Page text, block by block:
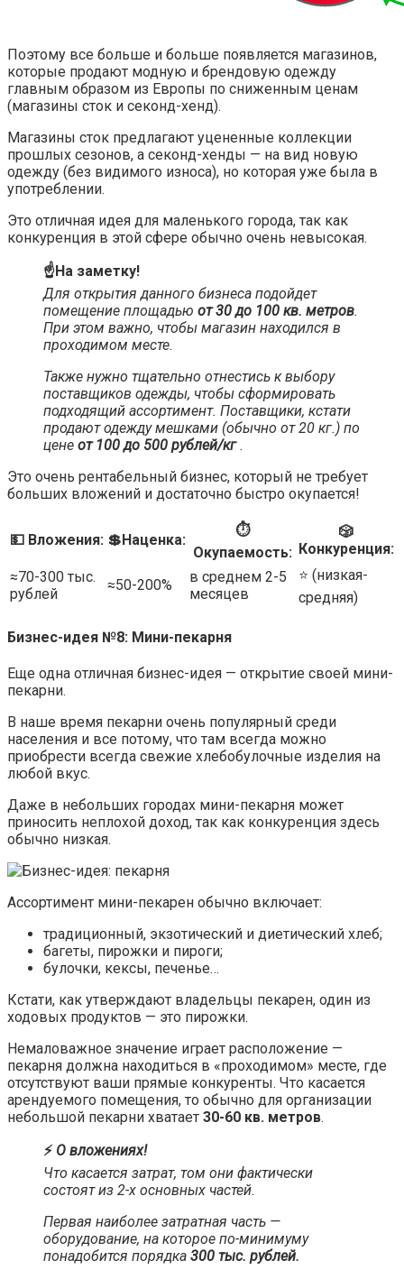
Поэтому все больше и больше появляется магазинов,
которые продают модную и брендовую одежду
главным образом из Европы по сниженным ценам
(магазины сток и секонд-хенд).
Магазины сток предлагают уцененные коллекции
прошлых сезонов, а секонд-хенды — на вид новую
одежду (без видимого износа), но которая уже была в
употреблении.
Это отличная идея для маленького города, так как
конкуренция в этой сфере обычно очень невысокая.
☝️На заметку!
Для открытия данного бизнеса подойдет
помещение площадью от 30 до 100 кв. метров.
При этом важно, чтобы магазин находился в
проходимом месте.
Также нужно тщательно отнестись к выбору
поставщиков одежды, чтобы сформировать
подходящий ассортимент. Поставщики, кстати
продают одежду мешками (обычно от 20 кг.) по
цене от 100 до 500 рублей/кг.
Это очень рентабельный бизнес, который не требует
больших вложений и достаточно быстро окупается!
💵 Вложения: 💲Наценка:
⏱
Окупаемость:
🎲
Конкуренция:
≈70-300 тыс.
рублей
≈50-200%
в среднем 2-5
месяцев
⭐️ (низкая-
средняя)
Бизнес-идея №8: Мини-пекарня
Еще одна отличная бизнес-идея — открытие своей мини-
пекарни.
В наше время пекарни очень популярный среди
населения и все потому, что там всегда можно
приобрести всегда свежие хлебобулочные изделия на
любой вкус.
Даже в небольших городах мини-пекарня может
приносить неплохой доход, так как конкуренция здесь
обычно низкая.
Ассортимент мини-пекарен обычно включает:
традиционный, экзотический и диетический хлеб;
багеты, пирожки и пироги;
булочки, кексы, печенье…
Кстати, как утверждают владельцы пекарен, один из
ходовых продуктов — это пирожки.
Немаловажное значение играет расположение —
пекарня должна находиться в «проходимом» месте, где
отсутствуют ваши прямые конкуренты. Что касается
арендуемого помещения, то обычно для организации
небольшой пекарни хватает 30-60 кв. метров.
⚡️ О вложениях!
Что касается затрат, том они фактически
состоят из 2-х основных частей.
Первая наиболее затратная часть —
оборудование, на которое по-минимуму
понадобится порядка 300 тыс. рублей.